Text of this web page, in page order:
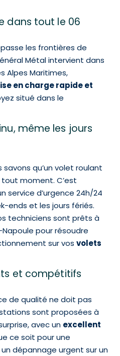
dans tout le 06
les frontières de
Métal intervient dans
Alpes Maritimes,
en charge rapide et
situé dans le
même les jours
qu’un volet roulant
moment. C’est
service d’urgence 24h/24
ends et les jours fériés.
techniciens sont prêts à
pour résoudre
sur vosvolets
et compétitifs
de qualité ne doit pas
sont proposées à
avec un excellent
ce soit pour une
dépannage urgent sur un